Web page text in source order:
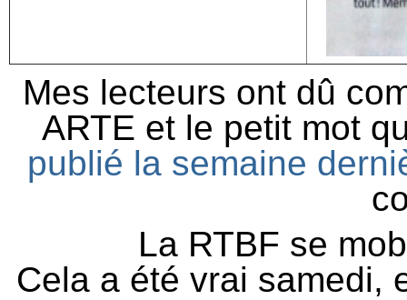
Mes lecteurs ont dû
ARTE et le petit mot
publié la semaine
La RTBF se
Cela a été vrai samedi,